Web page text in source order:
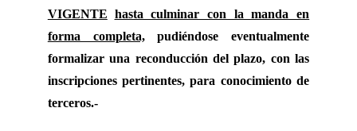
VIGENTE hasta culminar con la manda en
forma completa,pudiéndose eventualmente
formalizar una reconducción del plazo, con las
inscripciones pertinentes, para conocimiento de
terceros.-